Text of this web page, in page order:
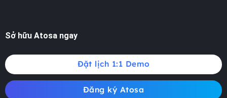
Sở hữu Atosa ngay
Đặt lịch 1:1 Demo
Đăng ký Atosa